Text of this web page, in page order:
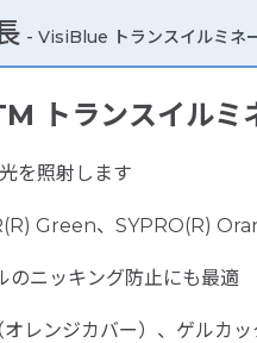
- VisiBlue トランスイルミ
トランスイルミ
を照射します
Green、SYPRO(R)
のニッキング防止にも最適
レンジカバー）、ゲルカ